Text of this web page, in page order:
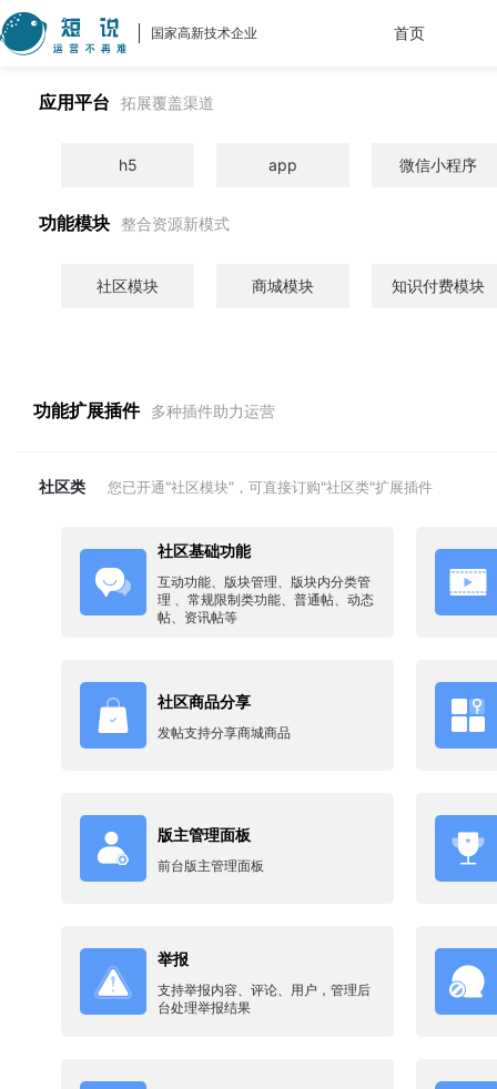
国家高新技术企业 首页
应用平台 拓展覆盖渠道
h5 app 微信小程序
功能模块 整合资源新模式
社区模块 商城模块 知识付费模块
功能扩展插件 多种插件助力运营
社区类 您已开通“社区模块”，可直接订购"社区类"扩展插件
社区基础功能
互动功能、版块管理、版块内分类管
理 、常规限制类功能、普通帖、动态
帖、资讯帖等
社区商品分享
发帖支持分享商城商品
版主管理面板
前台版主管理面板
举报
支持举报内容、评论、用户，管理后
台处理举报结果